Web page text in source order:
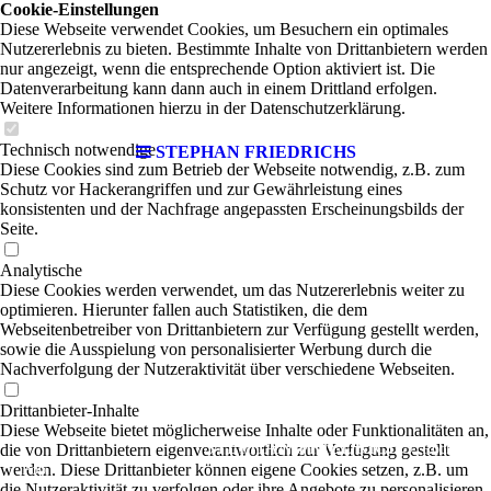
STEPHAN FRIEDRICHS
STEPHAN FRIEDRICHS | Rock-
Pop
Cookie-Einstellungen
Diese Webseite verwendet Cookies, um Besuchern ein optimales
Nutzererlebnis zu bieten. Bestimmte Inhalte von Drittanbietern werden
nur angezeigt, wenn die entsprechende Option aktiviert ist. Die
Datenverarbeitung kann dann auch in einem Drittland erfolgen.
Weitere Informationen hierzu in der Datenschutzerklärung.
Technisch notwendige
Diese Cookies sind zum Betrieb der Webseite notwendig, z.B. zum
Schutz vor Hackerangriffen und zur Gewährleistung eines
konsistenten und der Nachfrage angepassten Erscheinungsbilds der
Seite.
Analytische
Diese Cookies werden verwendet, um das Nutzererlebnis weiter zu
optimieren. Hierunter fallen auch Statistiken, die dem
Webseitenbetreiber von Drittanbietern zur Verfügung gestellt werden,
sowie die Ausspielung von personalisierter Werbung durch die
Nachverfolgung der Nutzeraktivität über verschiedene Webseiten.
Drittanbieter-Inhalte
Diese Webseite bietet möglicherweise Inhalte oder Funktionalitäten an,
die von Drittanbietern eigenverantwortlich zur Verfügung gestellt
werden. Diese Drittanbieter können eigene Cookies setzen, z.B. um